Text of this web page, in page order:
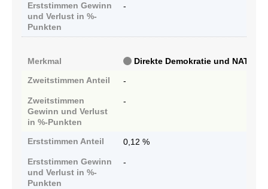
Erststimmen Gewinn
und Verlust in %-
Punkten
-
Merkmal
Direkte Demokratie und NATO-
Zweitstimmen Anteil -
Zweitstimmen
Gewinn und Verlust
in %-Punkten
-
Erststimmen Anteil 0,12 %
Erststimmen Gewinn
und Verlust in %-
Punkten
-